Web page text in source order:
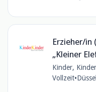
Erzieher/in
„Kleiner
Kinder,
Vollzeit•